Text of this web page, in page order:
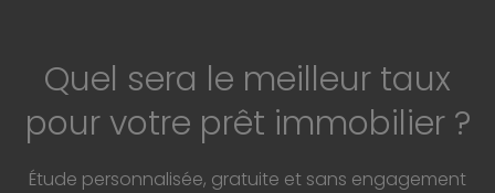
Quel sera le meilleur taux
pour votre prêt immobilier ?
Étude personnalisée, gratuite et sans engagement